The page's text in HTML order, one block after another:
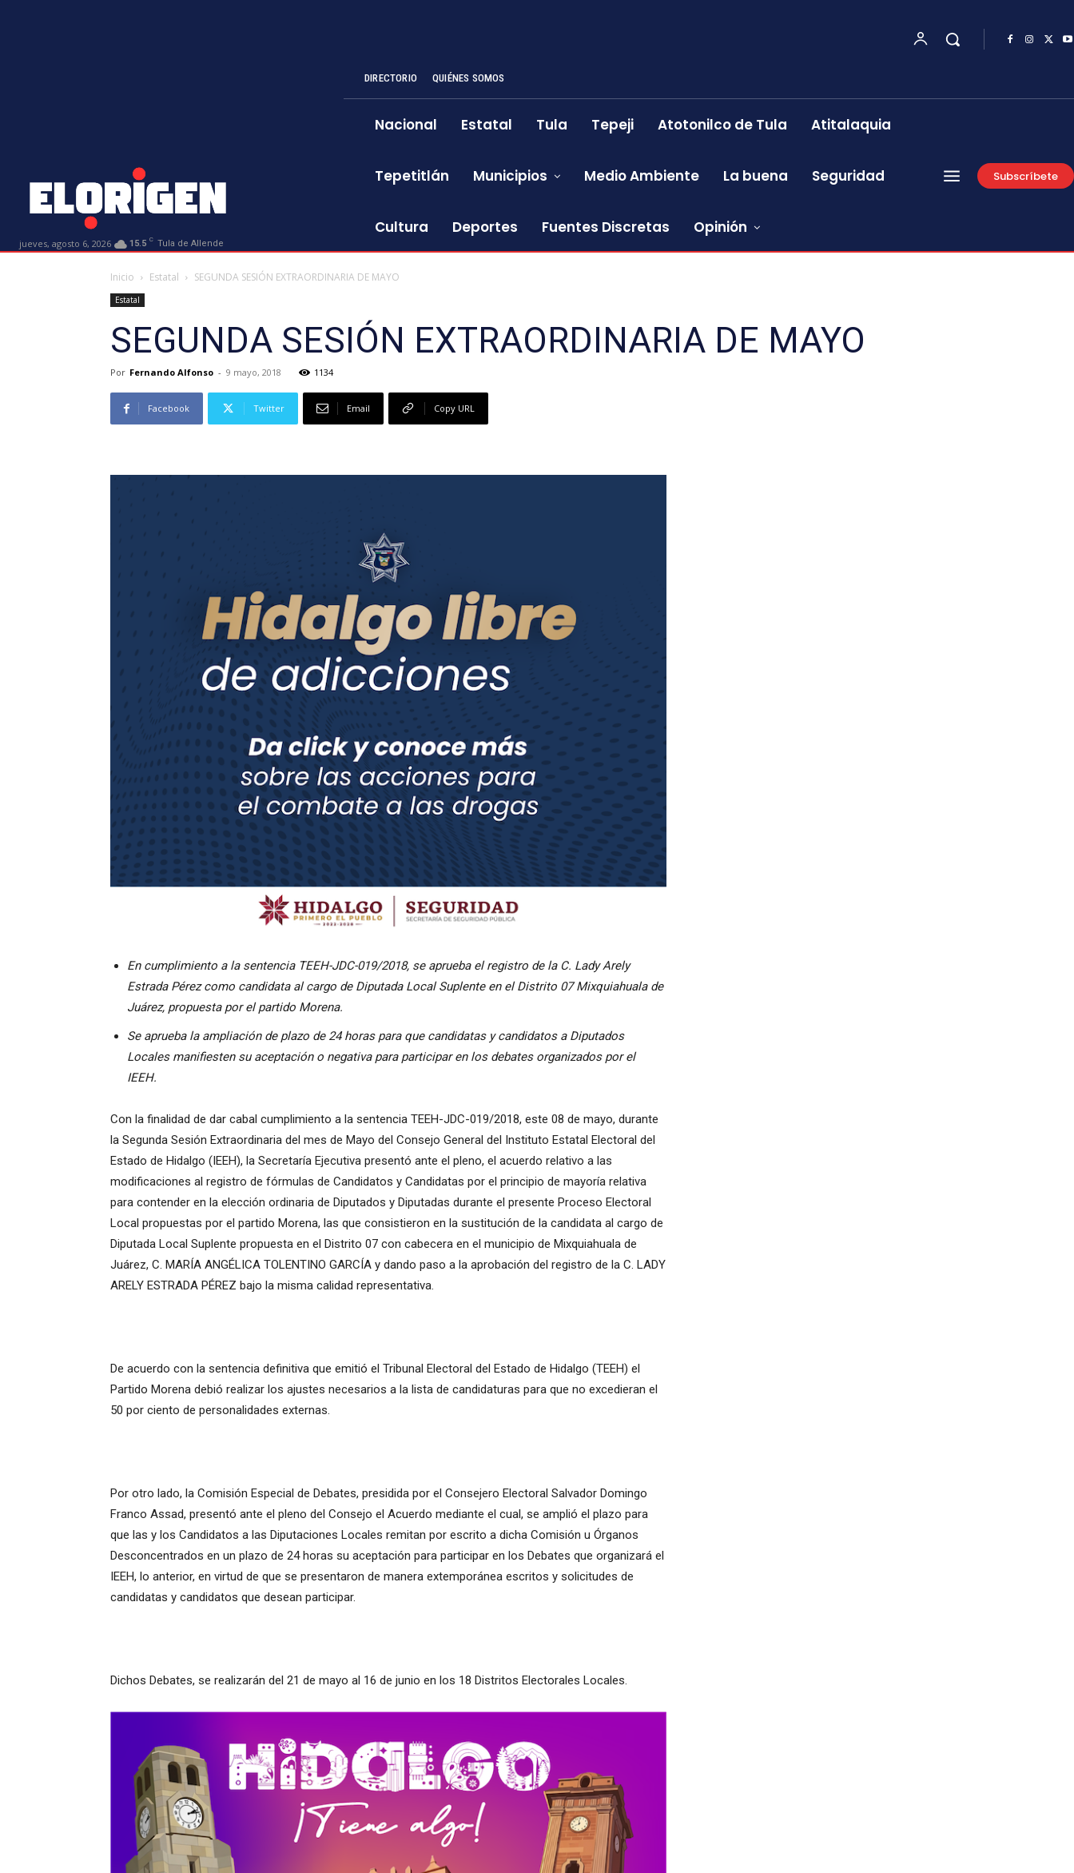
jueves, agosto 6, 2026 15.5 C Tula de Allende
DIRECTORIO QUIÉNES SOMOS
Nacional Estatal Tula Tepeji Atotonilco de Tula Atitalaquia
Tepetitlán Municipios Medio Ambiente La buena Seguridad
Cultura Deportes Fuentes Discretas Opinión
Subscríbete
Inicio Estatal SEGUNDA SESIÓN EXTRAORDINARIA DE MAYO
Estatal
SEGUNDA SESIÓN EXTRAORDINARIA DE MAYO
Por Fernando Alfonso - 9 mayo, 2018 1134
Facebook Twitter Email Copy URL
En cumplimiento a la sentencia TEEH-JDC-019/2018, se aprueba el registro de la C. Lady Arely
Estrada Pérez como candidata al cargo de Diputada Local Suplente en el Distrito 07 Mixquiahuala de
Juárez, propuesta por el partido Morena.
Se aprueba la ampliación de plazo de 24 horas para que candidatas y candidatos a Diputados
Locales manifiesten su aceptación o negativa para participar en los debates organizados por el
IEEH.
Con la finalidad de dar cabal cumplimiento a la sentencia TEEH-JDC-019/2018, este 08 de mayo, durante
la Segunda Sesión Extraordinaria del mes de Mayo del Consejo General del Instituto Estatal Electoral del
Estado de Hidalgo (IEEH), la Secretaría Ejecutiva presentó ante el pleno, el acuerdo relativo a las
modificaciones al registro de fórmulas de Candidatos y Candidatas por el principio de mayoría relativa
para contender en la elección ordinaria de Diputados y Diputadas durante el presente Proceso Electoral
Local propuestas por el partido Morena, las que consistieron en la sustitución de la candidata al cargo de
Diputada Local Suplente propuesta en el Distrito 07 con cabecera en el municipio de Mixquiahuala de
Juárez, C. MARÍA ANGÉLICA TOLENTINO GARCÍA y dando paso a la aprobación del registro de la C. LADY
ARELY ESTRADA PÉREZ bajo la misma calidad representativa.
De acuerdo con la sentencia definitiva que emitió el Tribunal Electoral del Estado de Hidalgo (TEEH) el
Partido Morena debió realizar los ajustes necesarios a la lista de candidaturas para que no excedieran el
50 por ciento de personalidades externas.
Por otro lado, la Comisión Especial de Debates, presidida por el Consejero Electoral Salvador Domingo
Franco Assad, presentó ante el pleno del Consejo el Acuerdo mediante el cual, se amplió el plazo para
que las y los Candidatos a las Diputaciones Locales remitan por escrito a dicha Comisión u Órganos
Desconcentrados en un plazo de 24 horas su aceptación para participar en los Debates que organizará el
IEEH, lo anterior, en virtud de que se presentaron de manera extemporánea escritos y solicitudes de
candidatas y candidatos que desean participar.
Dichos Debates, se realizarán del 21 de mayo al 16 de junio en los 18 Distritos Electorales Locales.